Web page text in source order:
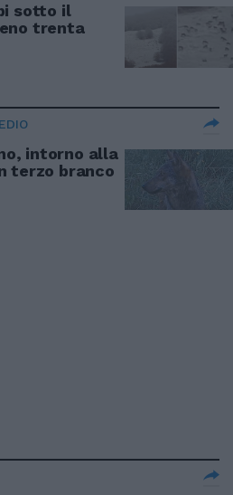
sotto il
trenta
intorno alla
terzo branco